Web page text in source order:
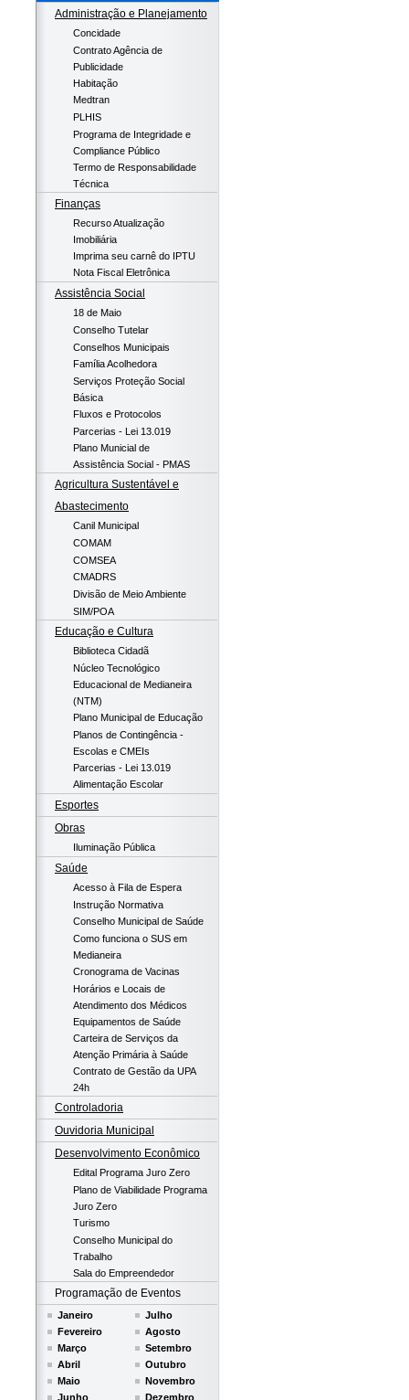
Administração e Planejamento
Concidade
Contrato Agência de
Publicidade
Habitação
Medtran
PLHIS
Programa de Integridade e
Compliance Público
Termo de Responsabilidade
Técnica
Finanças
Recurso Atualização
Imobiliária
Imprima seu carnê do IPTU
Nota Fiscal Eletrônica
Assistência Social
18 de Maio
Conselho Tutelar
Conselhos Municipais
Família Acolhedora
Serviços Proteção Social
Básica
Fluxos e Protocolos
Parcerias - Lei 13.019
Plano Municial de
Assistência Social - PMAS
Agricultura Sustentável e
Abastecimento
Canil Municipal
COMAM
COMSEA
CMADRS
Divisão de Meio Ambiente
SIM/POA
Educação e Cultura
Biblioteca Cidadã
Núcleo Tecnológico
Educacional de Medianeira
(NTM)
Plano Municipal de Educação
Planos de Contingência -
Escolas e CMEIs
Parcerias - Lei 13.019
Alimentação Escolar
Esportes
Obras
Iluminação Pública
Saúde
Acesso à Fila de Espera
Instrução Normativa
Conselho Municipal de Saúde
Como funciona o SUS em
Medianeira
Cronograma de Vacinas
Horários e Locais de
Atendimento dos Médicos
Equipamentos de Saúde
Carteira de Serviços da
Atenção Primária à Saúde
Contrato de Gestão da UPA
24h
Controladoria
Ouvidoria Municipal
Desenvolvimento Econômico
Edital Programa Juro Zero
Plano de Viabilidade Programa
Juro Zero
Turismo
Conselho Municipal do
Trabalho
Sala do Empreendedor
Programação de Eventos
Janeiro
Fevereiro
Março
Abril
Maio
Junho
Julho
Agosto
Setembro
Outubro
Novembro
Dezembro